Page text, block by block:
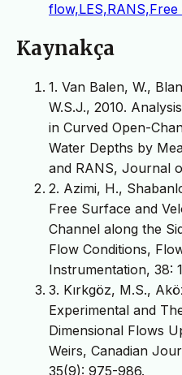
Kaynakça
1. Van Balen, W.,
W.S.J., 2010.
in Curved Open-
Water Depths by
and RANS, Journal
2. Azimi, H.,
Free Surface and
Channel along the
Flow Conditions,
Instrumentation, 38:
3. Kırkgöz, M.S.,
Experimental and
Dimensional Flows
Weirs, Canadian
35(9): 975-986.